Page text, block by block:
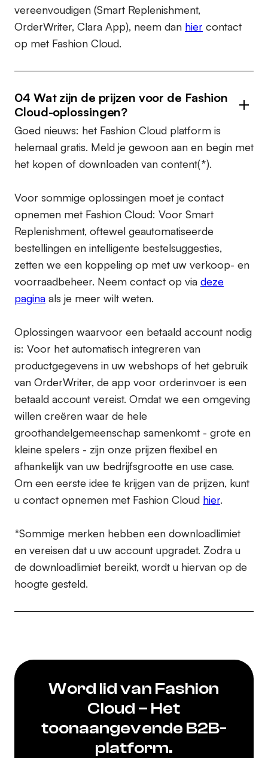
vereenvoudigen (Smart Replenishment,
OrderWriter, Clara App), neem dan hier contact
op met Fashion Cloud.
04 Wat zijn de prijzen voor de Fashion
Cloud-oplossingen?
Goed nieuws: het Fashion Cloud platform is
helemaal gratis. Meld je gewoon aan en begin met
het kopen of downloaden van content(*).
Voor sommige oplossingen moet je contact
opnemen met Fashion Cloud: Voor Smart
Replenishment, oftewel geautomatiseerde
bestellingen en intelligente bestelsuggesties,
zetten we een koppeling op met uw verkoop- en
voorraadbeheer. Neem contact op via deze
pagina als je meer wilt weten.
Oplossingen waarvoor een betaald account nodig
is: Voor het automatisch integreren van
productgegevens in uw webshops of het gebruik
van OrderWriter, de app voor orderinvoer is een
betaald account vereist. Omdat we een omgeving
willen creëren waar de hele
groothandelgemeenschap samenkomt - grote en
kleine spelers - zijn onze prijzen flexibel en
afhankelijk van uw bedrijfsgrootte en use case.
Om een eerste idee te krijgen van de prijzen, kunt
u contact opnemen met Fashion Cloud hier.
*Sommige merken hebben een downloadlimiet
en vereisen dat u uw account upgradet. Zodra u
de downloadlimiet bereikt, wordt u hiervan op de
hoogte gesteld.
Word lid van Fashion
Cloud – Het
toonaangevende B2B-
platform.